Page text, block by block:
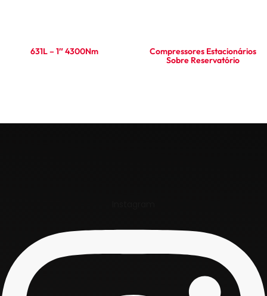
631L – 1″ 4300Nm
Compressores Estacionários
Sobre Reservatório